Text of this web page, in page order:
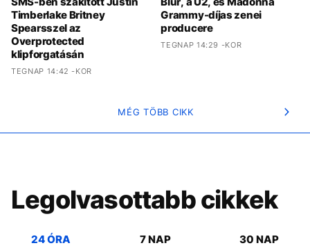
Timberlake Britney
Spearsszel az
Overprotected
klipforgatásán
TEGNAP 14:42 -KOR
Grammy-díjas zenei
producere
TEGNAP 14:29 -KOR
MÉG TÖBB CIKK
Legolvasottabb cikkek
24 ÓRA 7 NAP 30 NAP